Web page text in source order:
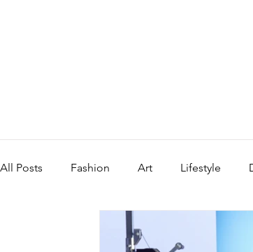
All Posts Fashion Art Lifestyle